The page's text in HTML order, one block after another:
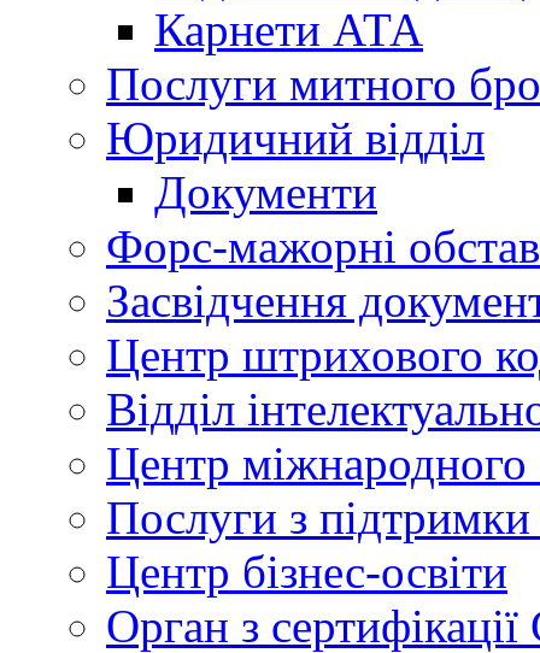
Карнети АТА
Послуги митного
Юридичний відділ
Документи
Форс-мажорні
Засвідчення
Центр штрихового
Відділ
Центр міжнародного
Послуги з підтримки
Центр бізнес-освіти
Орган з